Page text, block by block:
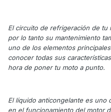
El circuito de refrigeración de tu
por lo tanto su mantenimiento
uno de los elementos
conocer todas sus
hora de poner tu moto a punto.
El líquido anticongelante es uno
en el funcionamiento del motor